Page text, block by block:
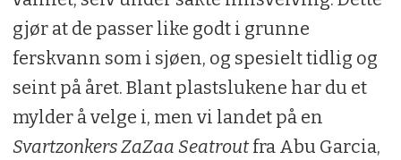
gjør at de passer like godt i grunne
ferskvann som i sjøen, og spesielt tidlig og
seint på året. Blant plastslukene har du et
mylder å velge i, men vi landet på en
Svartzonkers ZaZaa Seatroutfra Abu Garcia,